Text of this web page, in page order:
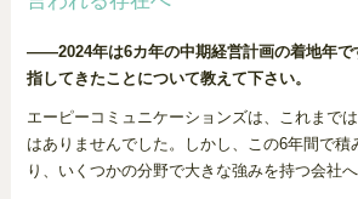
——2024年は6カ年の中期経営計画の着地年で
指してきたことについて教えて下さい。
エーピーコミュニケーションズは、これまで
はありませんでした。しかし、この6年間で積
り、いくつかの分野で大きな強みを持つ会社